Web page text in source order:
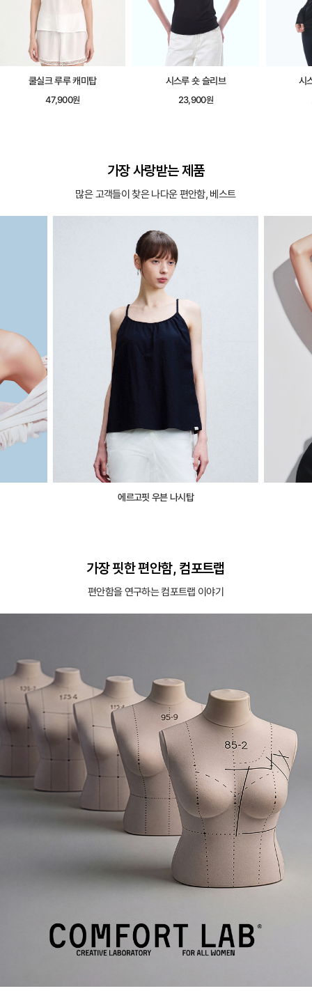
쿨실크 루루 캐미탑
47,900원
시스루 숏 슬리브
23,900원
시
가장 사랑받는 제품
많은 고객들이 찾은 나다운 편안함, 베스트
에르고핏 우븐 나시탑
가장 핏한 편안함, 컴포트랩
편안함을 연구하는 컴포트랩 이야기